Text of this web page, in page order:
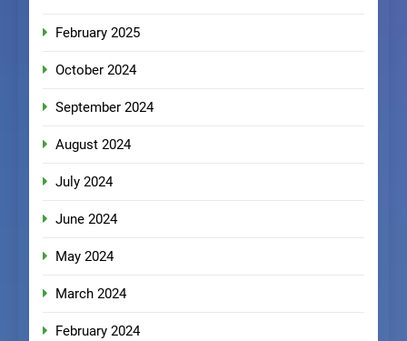
February 2025
October 2024
September 2024
August 2024
July 2024
June 2024
May 2024
March 2024
February 2024